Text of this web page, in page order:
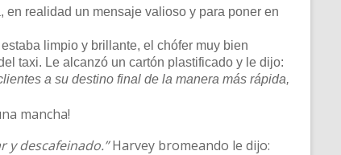
realidad un mensaje valioso y para poner en
limpio y brillante, el chófer muy bien
taxi. Le alcanzó un cartón plastificado y le dijo:
a su destino final de la manera más rápida,
mancha!
y descafeinado.”Harvey bromeando le dijo: